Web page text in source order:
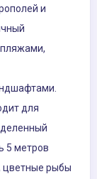
и
пляжами,
для
5 метров
цветные рыбы